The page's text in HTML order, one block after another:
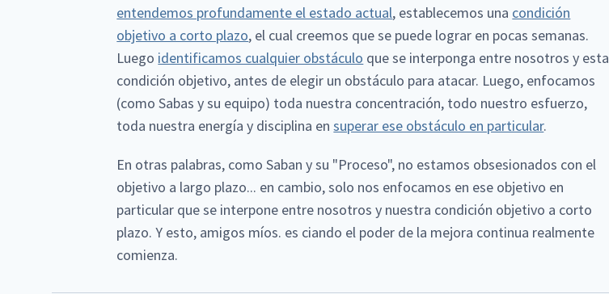
entendemos profundamente el estado actual, establecemos una condición
objetivo a corto plazo, el cual creemos que se puede lograr en pocas semanas.
Luego identificamos cualquier obstáculo que se interponga entre nosotros y esta
condición objetivo, antes de elegir un obstáculo para atacar. Luego, enfocamos
(como Sabas y su equipo) toda nuestra concentración, todo nuestro esfuerzo,
toda nuestra energía y disciplina ensuperar ese obstáculo en particular.
En otras palabras, como Saban y su "Proceso", no estamos obsesionados con el
objetivo a largo plazo... en cambio, solo nos enfocamos en ese objetivo en
particular que se interpone entre nosotros y nuestra condición objetivo a corto
plazo. Y esto, amigos míos. es ciando el poder de la mejora continua realmente
comienza.